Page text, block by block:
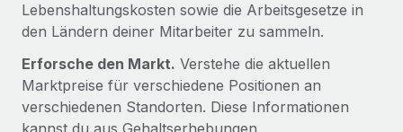
Wie Phiture 55 Mitarbeiter:innen in 19 Ländern
mit Remote verwaltet
Phiture ist der unumstrittene Marktführer im Bereich der
Wachstumsberatung für mobile Apps. Das...
Lebenshaltungskosten sowie die Arbeitsgesetze in
den Ländern deiner Mitarbeiter zu sammeln.
Erforsche den Markt. Verstehe die aktuellen
Marktpreise für verschiedene Positionen an
verschiedenen Standorten. Diese Informationen
kannst du aus Gehaltserhebungen,